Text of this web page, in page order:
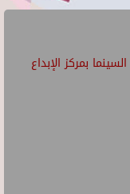
بمركز الإبداع